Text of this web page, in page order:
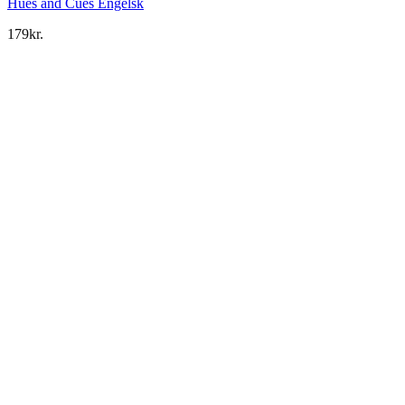
Hues and Cues Engelsk
179kr.